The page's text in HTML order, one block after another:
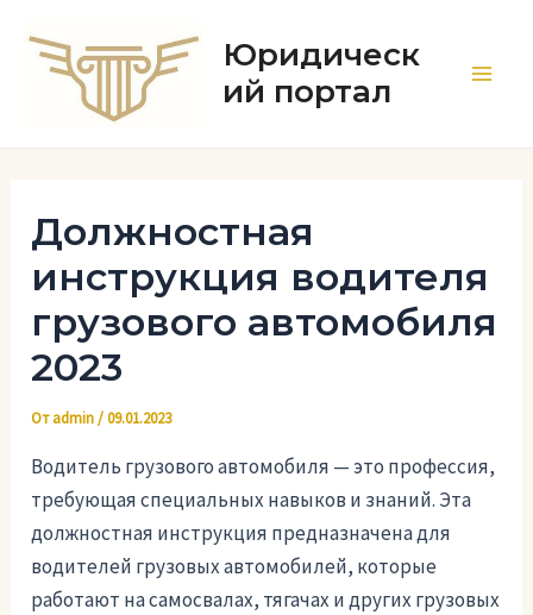
содержимому
Юридическ
ий портал
Должностная
инструкция водителя
грузового автомобиля
2023
Отadmin/09.01.2023
Водитель грузового автомобиля — это профессия,
требующая специальных навыков и знаний. Эта
должностная инструкция предназначена для
водителей грузовых автомобилей, которые
работают на самосвалах, тягачах и других грузовых